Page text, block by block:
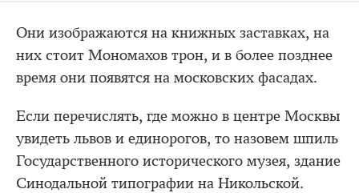
Они изображаются на книжных заставках, на
них стоит Мономахов трон, и в более позднее
время они появятся на московских фасадах.
Если перечислять, где можно в центре Москвы
увидеть львов и единорогов, то назовем шпиль
Государственного исторического музея, здание
Синодальной типографии на Никольской.